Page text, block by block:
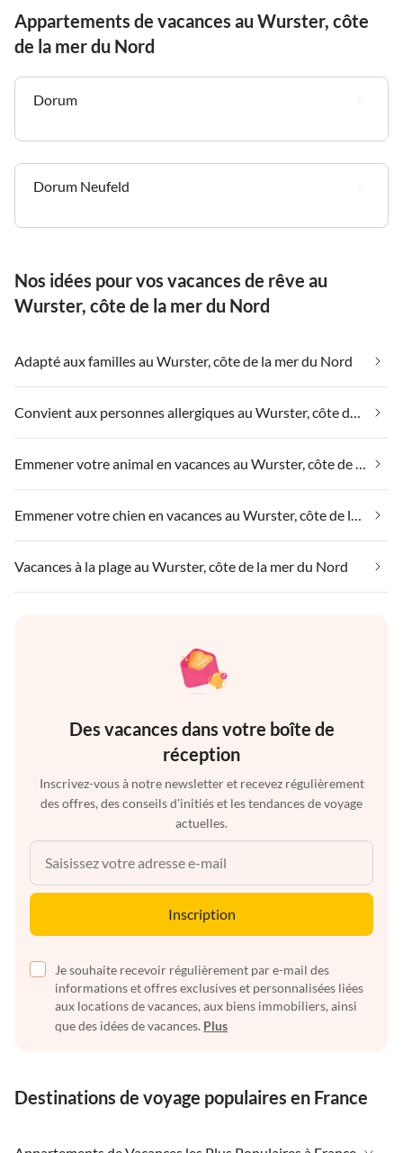
Appartements de vacances au Wurster, côte
de la mer du Nord
Dorum
Dorum Neufeld
Nos idées pour vos vacances de rêve au
Wurster, côte de la mer du Nord
Adapté aux familles au Wurster, côte de la mer du Nord
Vacances à la plage au Wurster, côte de la mer du Nord
Des vacances dans votre boîte de
réception
Inscrivez-vous à notre newsletter et recevez régulièrement
des offres, des conseils d'initiés et les tendances de voyage
actuelles.
Inscription
Je souhaite recevoir régulièrement par e-mail des
informations et offres exclusives et personnalisées liées
aux locations de vacances, aux biens immobiliers, ainsi
que des idées de vacances. Plus
Destinations de voyage populaires en France